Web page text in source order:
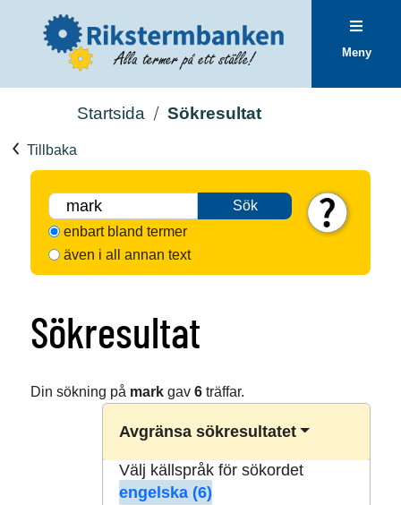
Meny
Startsida Sökresultat
Tillbaka
Sök
enbart bland termer
även i all annan text
Sökresultat
Din sökning på markgav 6träffar.
Avgränsa sökresultatet
Välj källspråk för sökordet
engelska (6)